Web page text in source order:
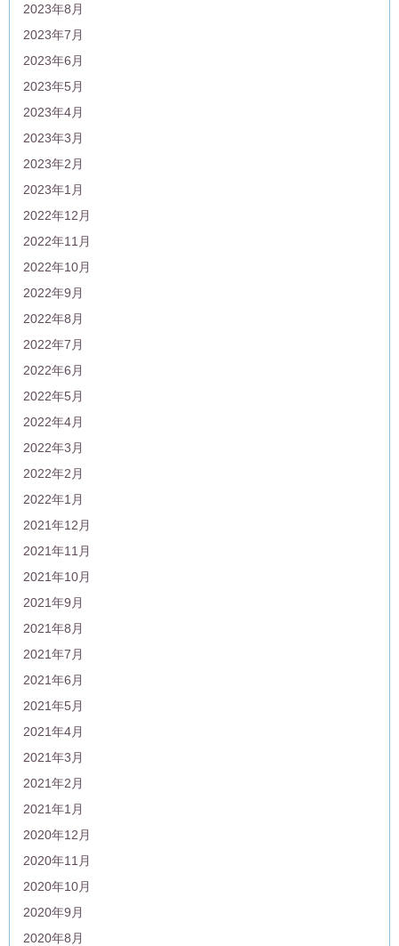
2023年8月
2023年7月
2023年6月
2023年5月
2023年4月
2023年3月
2023年2月
2023年1月
2022年12月
2022年11月
2022年10月
2022年9月
2022年8月
2022年7月
2022年6月
2022年5月
2022年4月
2022年3月
2022年2月
2022年1月
2021年12月
2021年11月
2021年10月
2021年9月
2021年8月
2021年7月
2021年6月
2021年5月
2021年4月
2021年3月
2021年2月
2021年1月
2020年12月
2020年11月
2020年10月
2020年9月
2020年8月